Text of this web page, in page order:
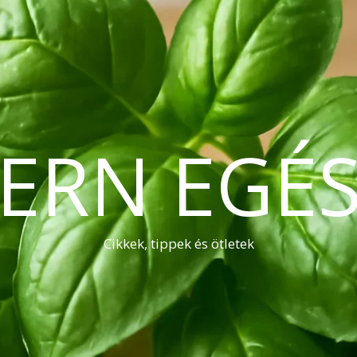
Cikkek, tippek és ötletek